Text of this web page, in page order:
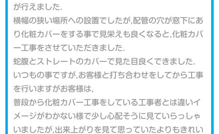
が行えました.
横幅の狭い場所への設置でしたが,配管の穴が窓下にあ
り化粧カバーをする事で見栄えも良くなると,化粧カバ
ー工事をさせていただきました.
蛇腹とストレートのカバーで見た目良くできました.
いつもの事ですが,お客様と打ち合わせをしてから工事
を行いますがお客様は,
普段から化粧カバー工事をしている工事者とは違いイ
メージがわかない様で少し心配そうに見ていらっしゃ
いましたが,出来上がりを見て思っていたよりもきれい